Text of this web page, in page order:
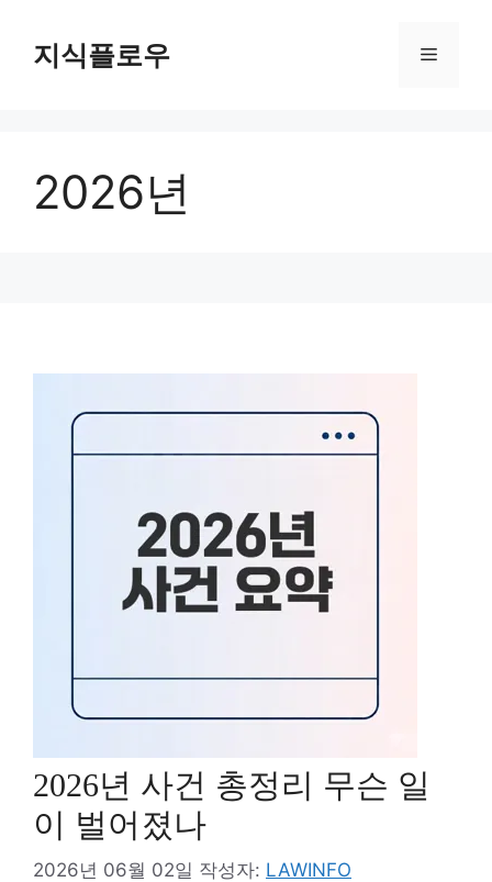
지식플로우 메
2026년
2026년 사건 총정리 무슨 일
이 벌어졌나
2026년 06월 02일 작성자: LAWINFO